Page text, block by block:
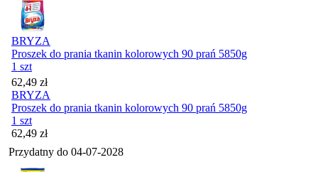
BRYZA
Proszek do prania tkanin kolorowych 90 prań 5850g
1 szt
Cena
62,49 zł
BRYZA
Proszek do prania tkanin kolorowych 90 prań 5850g
1 szt
Cena
62,49 zł
Przydatny do 04-07-2028